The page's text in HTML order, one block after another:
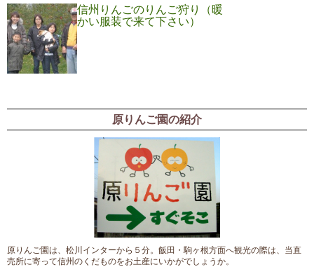
信州りんごのりんご狩り（暖
かい服装で来て下さい）
原りんご園の紹介
原りんご園は、松川インターから５分。飯田・駒ヶ根方面へ観光の際は、当直
売所に寄って信州のくだものをお土産にいかがでしょうか。